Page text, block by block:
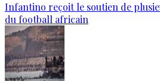
Infantino reçoit le soutien de
du football africain